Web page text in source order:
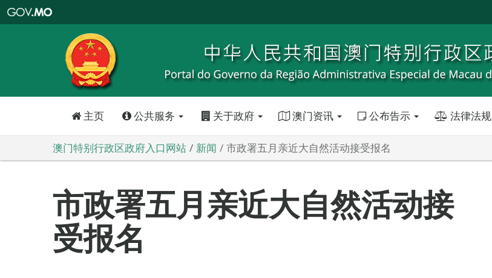
特
政
区
政
口
主页 公共服务 关于政府 澳门资讯 公布告示 法律法规
澳门特别行政区政府入口网站 新闻 市政署五月亲近大自然活动接受报名
市政署五月亲近大自然活动接
受报名